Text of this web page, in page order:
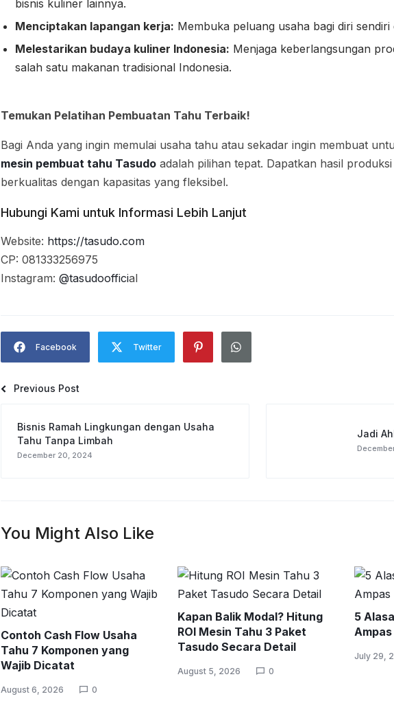
bisnis kuliner lainnya.
Menciptakan lapangan kerja: Membuka peluang usaha bagi diri
Melestarikan budaya kuliner Indonesia: Menjaga keberlangsungan
salah satu makanan tradisional Indonesia.
Temukan Pelatihan Pembuatan Tahu Terbaik!
Bagi Anda yang ingin memulai usaha tahu atau sekadar ingin membuat
mesin pembuat tahu Tasudo adalah pilihan tepat. Dapatkan hasil
berkualitas dengan kapasitas yang fleksibel.
Hubungi Kami untuk Informasi Lebih Lanjut
Website: https://tasudo.com
CP: 081333256975
Instagram: @tasudoofficial
Facebook Twitter
Previous Post
Bisnis Ramah Lingkungan dengan Usaha
Tahu Tanpa Limbah
December 20, 2024
Jadi
You Might Also Like
Contoh Cash Flow Usaha
Tahu 7 Komponen yang
Wajib Dicatat
August 6, 2026 0
Kapan Balik Modal? Hitung
ROI Mesin Tahu 3 Paket
Tasudo Secara Detail
August 5, 2026 0
5
July 29,